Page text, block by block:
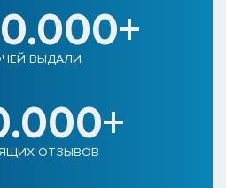
ВЫДАЛИ
ОТЗЫВОВ